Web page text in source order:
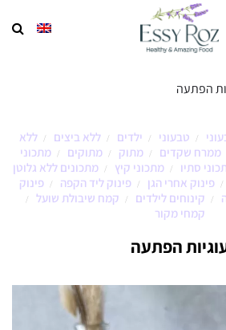
הפתעה
/ טבעוני / ילדים / ללא ביצים /
ללא
ממרח שקדים / מתוק / מתוקים /
מתכוני
סתיו / מתכוני קיץ / מתכונים ללא גלוטן
/ פינוק אחרי הגן / פינוק ליד הקפה /
פינוק
/ קינוחים לילדים / קמח שיבולת שועל /
קמחי מקור
הפתעה